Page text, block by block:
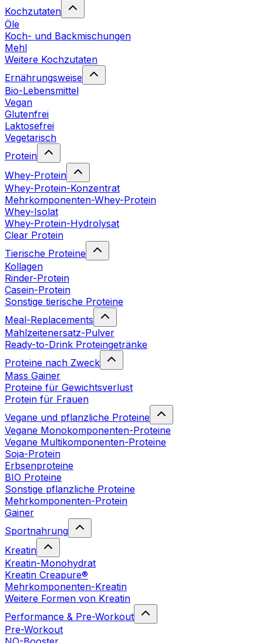
Kochzutaten
Öle
Koch- und Backmischungen
Mehl
Weitere Kochzutaten
Ernährungsweise
Bio-Lebensmittel
Vegan
Glutenfrei
Laktosefrei
Vegetarisch
Protein
Whey-Protein
Whey-Protein-Konzentrat
Mehrkomponenten-Whey-Protein
Whey-Isolat
Whey-Protein-Hydrolysat
Clear Protein
Tierische Proteine
Kollagen
Rinder-Protein
Casein-Protein
Sonstige tierische Proteine
Meal-Replacements
Mahlzeitenersatz-Pulver
Ready-to-Drink Proteingetränke
Proteine nach Zweck
Mass Gainer
Proteine für Gewichtsverlust
Protein für Frauen
Vegane und pflanzliche Proteine
Vegane Monokomponenten-Proteine
Vegane Multikomponenten-Proteine
Soja-Protein
Erbsenproteine
BIO Proteine
Sonstige pflanzliche Proteine
Mehrkomponenten-Protein
Gainer
Sportnahrung
Kreatin
Kreatin-Monohydrat
Kreatin Creapure®
Mehrkomponenten-Kreatin
Weitere Formen von Kreatin
Performance & Pre-Workout
Pre-Workout